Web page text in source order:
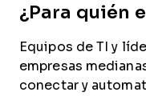
¿Para quién
Equipos de TI y
empresas
conectar y